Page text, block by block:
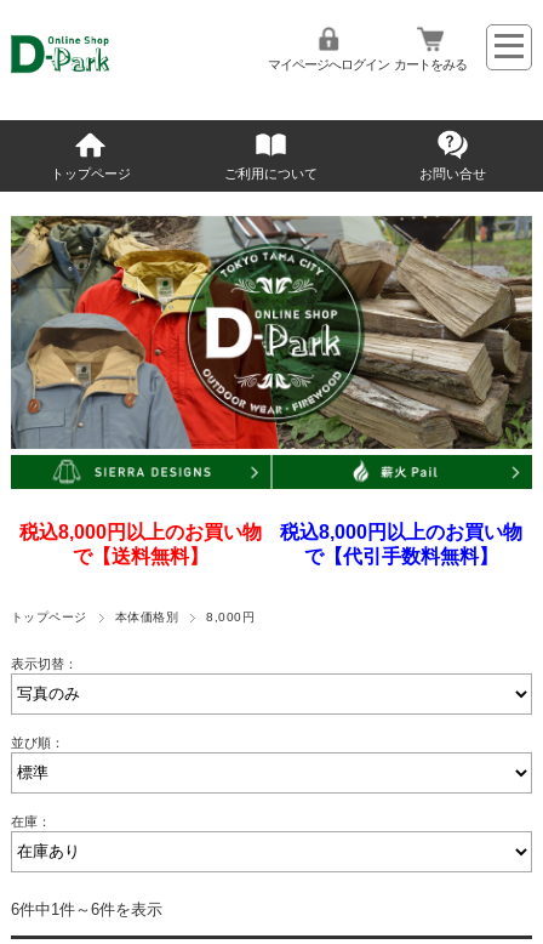
マイページへログイン カートをみる
トップページ ご利用について お問い合せ
税込8,000円以上のお買い物
で【送料無料】
税込8,000円以上のお買い物
で【代引手数料無料】
トップページ 本体価格別 8,000円
表示切替：
並び順：
在庫：
6件中1件～6件を表示